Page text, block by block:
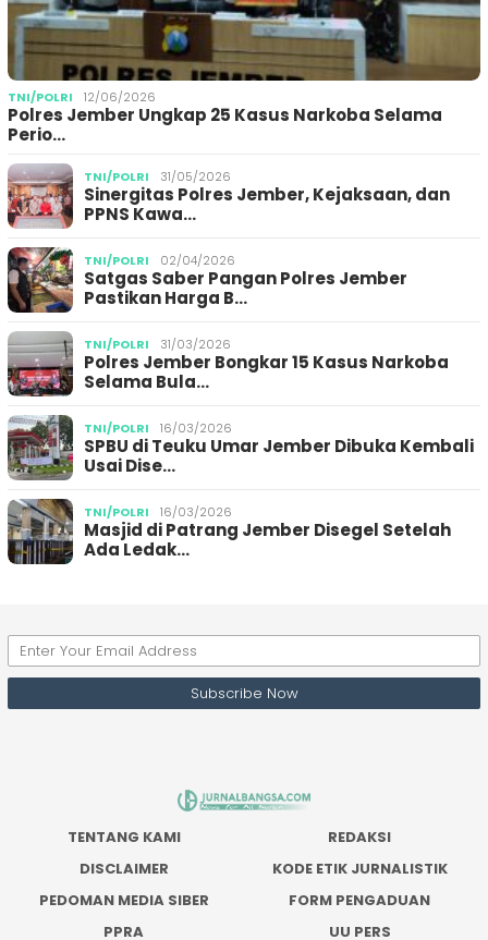
TNI/POLRI 12/06/2026
Polres Jember Ungkap 25 Kasus Narkoba Selama
Perio…
TNI/POLRI 31/05/2026
Sinergitas Polres Jember, Kejaksaan, dan
PPNS Kawa…
TNI/POLRI 02/04/2026
Satgas Saber Pangan Polres Jember
Pastikan Harga B…
TNI/POLRI 31/03/2026
Polres Jember Bongkar 15 Kasus Narkoba
Selama Bula…
TNI/POLRI 16/03/2026
SPBU di Teuku Umar Jember Dibuka Kembali
Usai Dise…
TNI/POLRI 16/03/2026
Masjid di Patrang Jember Disegel Setelah
Ada Ledak…
TENTANG KAMI
REDAKSI
DISCLAIMER
KODE ETIK JURNALISTIK
PEDOMAN MEDIA SIBER
FORM PENGADUAN
PPRA
UU PERS